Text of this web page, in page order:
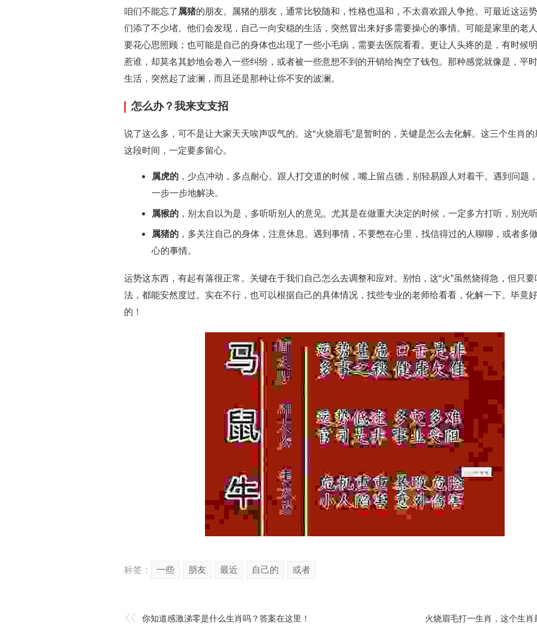
咱们不能忘了 属猪的朋友。属猪的朋友，通常比较随和，性格也温和，不太喜欢跟人争抢。可最近这运
们添了不少堵。他们会发现，自己一向安稳的生活，突然冒出来好多需要操心的事情。可能是家里的老
要花心思照顾；也可能是自己的身体也出现了一些小毛病，需要去医院看看。更让人头疼的是，有时候
惹谁，却莫名其妙地会卷入一些纠纷，或者被一些意想不到的开销给掏空了钱包。那种感觉就像是，平
生活，突然起了波澜，而且还是那种让你不安的波澜。
怎么办？我来支支招
说了这么多，可不是让大家天天唉声叹气的。这“火烧眉毛”是暂时的，关键是怎么去化解。这三个生肖
这段时间，一定要多留心。
属虎的 ，少点冲动，多点耐心。跟人打交道的时候，嘴上留点德，别轻易跟人对着干。遇到问题
一步一步地解决。
属猴的 ，别太自以为是，多听听别人的意见。尤其是在做重大决定的时候，一定多方打听，别光
属猪的 ，多关注自己的身体，注意休息。遇到事情，不要憋在心里，找信得过的人聊聊，或者多
心的事情。
运势这东西，有起有落很正常。关键在于我们自己怎么去调整和应对。别怕，这“火”虽然烧得急，但只
法，都能安然度过。实在不行，也可以根据自己的具体情况，找些专业的老师给看看，化解一下。毕竟
的！
标签： 一些 朋友 最近 自己的 或者
你知道感激涕零是什么生肖吗？答案在这里！ 火烧眉毛打一生肖，这个生肖